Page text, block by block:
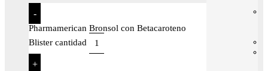
-
Pharmamerican Bronsol con Betacaroteno
Blister cantidad
+